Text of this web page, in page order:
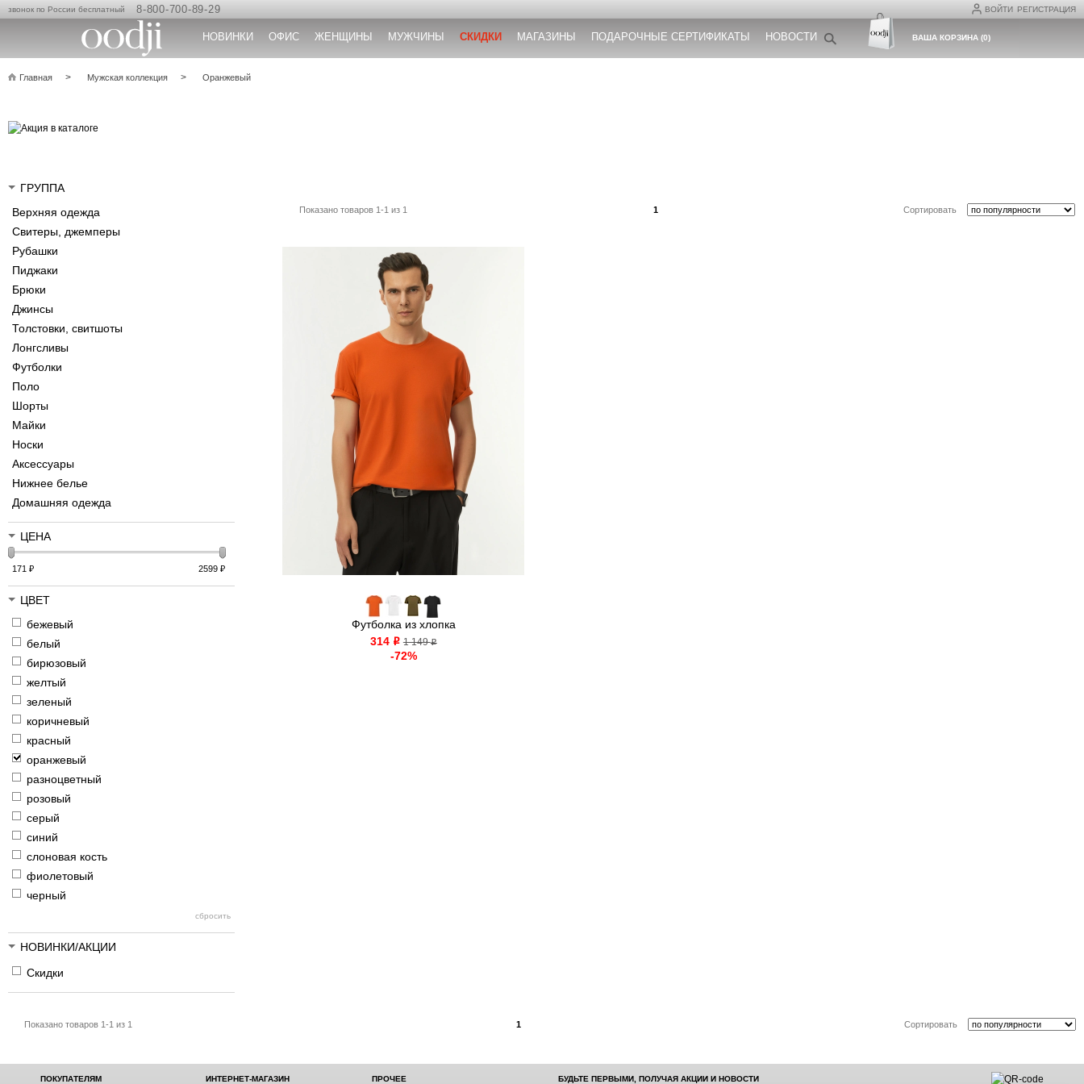
ВОЙТИ РЕГИСТРАЦИЯ
звонок по России бесплатный 8-800-700-89-29
НОВИНКИ ОФИС ЖЕНЩИНЫ МУЖЧИНЫ СКИДКИ МАГАЗИНЫ ПОДАРОЧНЫЕ СЕРТИФИКАТЫ НОВОСТИ ВАША КОРЗИНА(0)
Главная Мужская коллекция Оранжевый
ГРУППА
Верхняя одежда
Свитеры, джемперы
Рубашки
Пиджаки
Брюки
Джинсы
Толстовки, свитшоты
Лонгсливы
Футболки
Поло
Шорты
Майки
Носки
Аксессуары
Нижнее белье
Домашняя одежда
ЦЕНА
171 ₽ 2599₽
ЦВЕТ
бежевый
белый
бирюзовый
желтый
зеленый
коричневый
красный
оранжевый
разноцветный
розовый
серый
синий
слоновая кость
фиолетовый
черный
НОВИНКИ/АКЦИИ
Скидки
Показано товаров 1-1 из 1 1 Сортировать
Футболка из хлопка
314 o 1 149o
-72%
Показано товаров 1-1 из 1 1 Сортировать
ПОКУПАТЕЛЯМ ИНТЕРНЕТ-МАГАЗИН ПРОЧЕЕ БУДЬТЕ ПЕРВЫМИ, ПОЛУЧАЯ АКЦИИ И НОВОСТИ